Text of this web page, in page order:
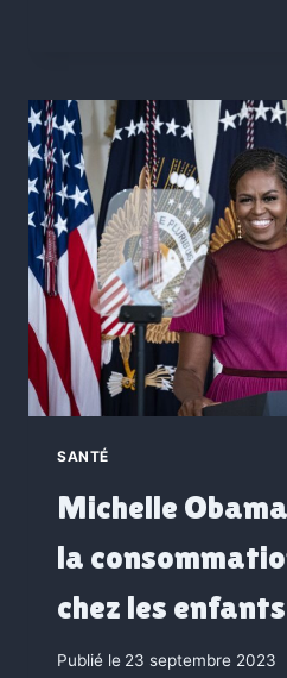
SANTÉ
Michelle
la
chez les enfants
Publié le 23 septembre 2023